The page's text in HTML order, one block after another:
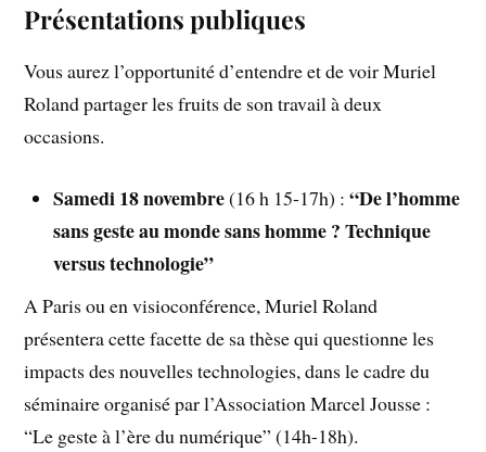
Présentations publiques
Vous aurez l’opportunité d’entendre et de voir Muriel
Roland partager les fruits de son travail à deux
occasions.
Samedi 18 novembre(16 h 15-17h) :“De l’homme
sans geste au monde sans homme ? Technique
versus technologie”
A Paris ou en visioconférence, Muriel Roland
présentera cette facette de sa thèse qui questionne les
impacts des nouvelles technologies, dans le cadre du
séminaire organisé par l’Association Marcel Jousse :
“Le geste à l’ère du numérique” (14h-18h).